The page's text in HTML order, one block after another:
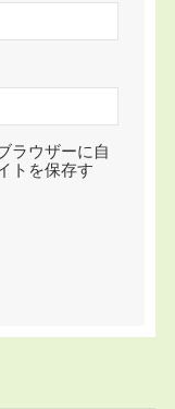
ラウザーに自
トを保存す